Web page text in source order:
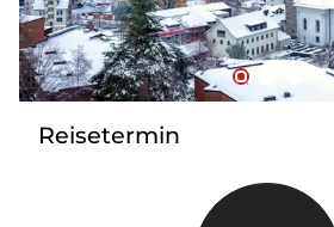
Reisetermin